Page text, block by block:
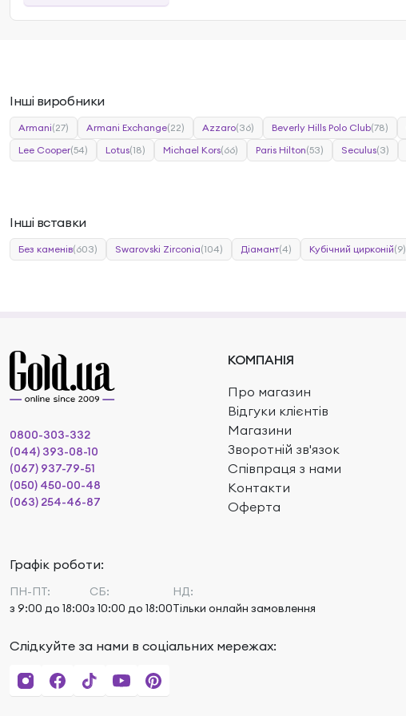
Інші виробники
Armani(27) Armani Exchange(22) Azzaro(36) Beverly Hills Polo Club(78)
Lee Cooper(54) Lotus(18) Michael Kors(66) Paris Hilton(53) Seculus(3)
Інші вставки
Без каменів(603) Swarovski Zirconia(104) Діамант(4) Кубічний цирконій(9)
КОМПАНІЯ
Про магазин
Відгуки клієнтів
Магазини
Зворотній зв'язок
Співпраця з нами
Контакти
Оферта
0800-303-332
(044) 393-08-10
(067) 937-79-51
(050) 450-00-48
(063) 254-46-87
Графік роботи:
ПН-ПТ:
з 9:00 до 18:00
СБ:
з 10:00 до 18:00
НД:
Тільки онлайн замовлення
Слідкуйте за нами в соціальних мережах: